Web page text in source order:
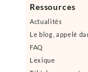
Ressources
Actualités
Le blog, appelé
FAQ
Lexique